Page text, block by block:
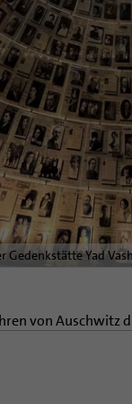
Gedenkstätte Yad
von Auschwitz